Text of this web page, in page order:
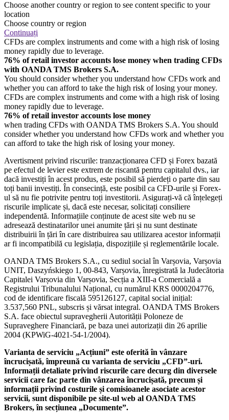
Choose another country or region to see content specific to your
location
Choose country or region
Continuați
CFDs are complex instruments and come with a high risk of losing
money rapidly due to leverage.
76% of retail investor accounts lose money when trading CFDs
with OANDA TMS Brokers S.A.
You should consider whether you understand how CFDs work and
whether you can afford to take the high risk of losing your money.
CFDs are complex instruments and come with a high risk of losing
money rapidly due to leverage.
76% of retail investor accounts lose money
when trading CFDs with OANDA TMS Brokers S.A. You should
consider whether you understand how CFDs work and whether you
can afford to take the high risk of losing your money.
Avertisment privind riscurile: tranzacționarea CFD și Forex bazată
pe efectul de levier este extrem de riscantă pentru capitalul dvs., iar
dacă investiți în acest produs, este posibil să pierdeți o parte din sau
toți banii investiți. În consecință, este posibil ca CFD-urile și Forex-
ul să nu fie potrivite pentru toți investitorii. Asigurați-vă că înțelegeți
riscurile implicate și, dacă este necesar, solicitați consiliere
independentă. Informațiile conținute de acest site web nu se
adresează destinatarilor unei anumite țări și nu sunt destinate
distribuirii în țări în care distribuirea sau utilizarea acestor informații
ar fi incompatibilă cu legislația, dispozițiile și reglementările locale.
OANDA TMS Brokers S.A., cu sediul social în Varșovia, Varșovia
UNIT, Daszyńskiego 1, 00-843, Varșovia, înregistrată la Judecătoria
Capitalei Varșovia din Varșovia, Secția a XIII-a Comercială a
Registrului Tribunalului Național, cu numărul KRS 0000204776,
cod de identificare fiscală 595126127, capital social inițial:
3.537,560 PNL, subscris și vărsat integral. OANDA TMS Brokers
S.A. face obiectul supravegherii Autorității Poloneze de
Supraveghere Financiară, pe baza unei autorizații din 26 aprilie
2004 (KPWiG-4021-54-1/2004).
Varianta de serviciu „Acțiuni” este oferită în vânzare
încrucișată, împreună cu varianta de serviciu „CFD”-uri.
Informații detaliate privind riscurile care decurg din diversele
servicii care fac parte din vânzarea încrucișată, precum și
informații privind costurile și comisioanele asociate acestor
servicii, sunt disponibile pe site-ul web al OANDA TMS
Brokers, în secțiunea „Documente”.